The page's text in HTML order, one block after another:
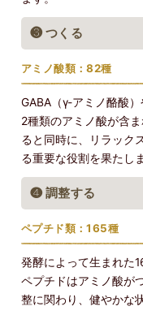
❸ つくる
アミノ酸類：82種
GABA（γ-アミノ酪酸
2種類のアミノ酸が含
ると同時に、リラック
る重要な役割を果たし
❹ 調整する
ペプチド類：165種
発酵によって生まれた
ペプチドはアミノ酸が
整に関わり、健やかな